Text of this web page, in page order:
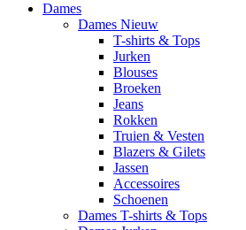
Dames
Dames Nieuw
T-shirts & Tops
Jurken
Blouses
Broeken
Jeans
Rokken
Truien & Vesten
Blazers & Gilets
Jassen
Accessoires
Schoenen
Dames T-shirts & Tops